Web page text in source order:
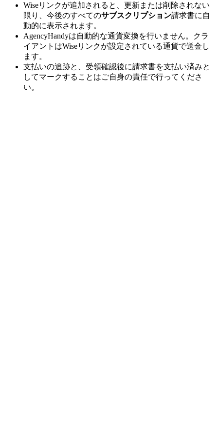
Wiseリンクが追加されると、更新または削除されない
限り、今後のすべてのサブスクリプション請求書に自
動的に表示されます。
AgencyHandyは自動的な通貨変換を行いません。クラ
イアントはWiseリンクが設定されている通貨で送金し
ます。
支払いの追跡と、受領確認後に請求書を支払い済みと
してマークすることはご自身の責任で行ってくださ
い。